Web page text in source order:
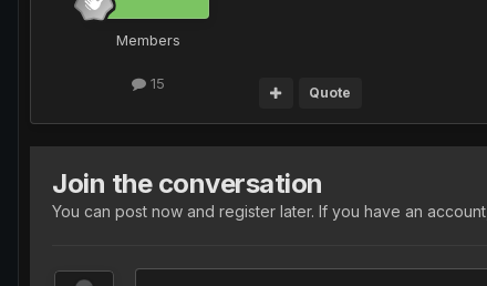
Members
15
Quote
Join the conversation
You can post now and register later. If you have an account,